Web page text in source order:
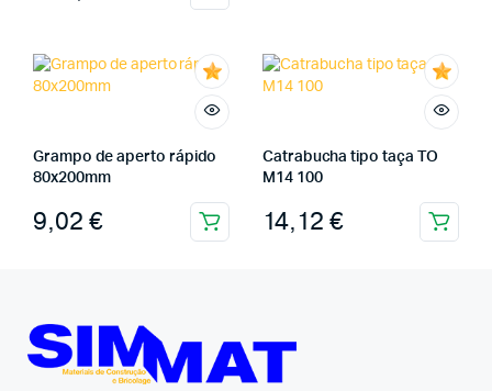
Grampo de aperto rápido
80x200mm
9,02 €
Catrabucha tipo taça TO
M14 100
14,12 €